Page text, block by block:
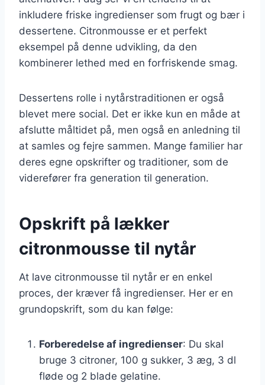
inkludere friske ingredienser som frugt og bær i
dessertene. Citronmousse er et perfekt
eksempel på denne udvikling, da den
kombinerer lethed med en forfriskende smag.
Dessertens rolle i nytårstraditionen er også
blevet mere social. Det er ikke kun en måde at
afslutte måltidet på, men også en anledning til
at samles og fejre sammen. Mange familier har
deres egne opskrifter og traditioner, som de
viderefører fra generation til generation.
Opskrift på lækker
citronmousse til nytår
At lave citronmousse til nytår er en enkel
proces, der kræver få ingredienser. Her er en
grundopskrift, som du kan følge:
Forberedelse af ingredienser: Du skal
bruge 3 citroner, 100 g sukker, 3 æg, 3 dl
fløde og 2 blade gelatine.